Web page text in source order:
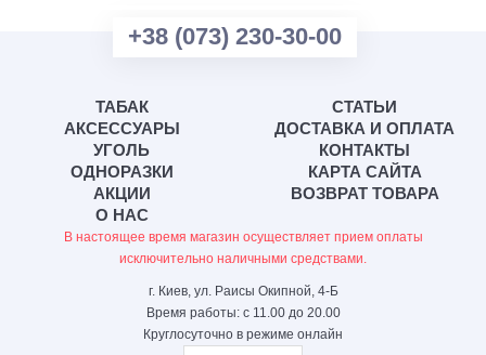
+38 (073) 230-30-00
ТАБАК
АКСЕССУАРЫ
УГОЛЬ
ОДНОРАЗКИ
АКЦИИ
О НАС
СТАТЬИ
ДОСТАВКА И ОПЛАТА
КОНТАКТЫ
КАРТА САЙТА
ВОЗВРАТ ТОВАРА
В настоящее время магазин осуществляет прием оплаты
исключительно наличными средствами.
г. Киев, ул. Раисы Окипной, 4-Б
Время работы: с 11.00 до 20.00
Круглосуточно в режиме онлайн